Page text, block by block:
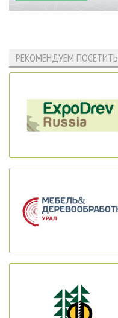
РЕКОМЕНДУЕМ ПОСЕТИТЬ